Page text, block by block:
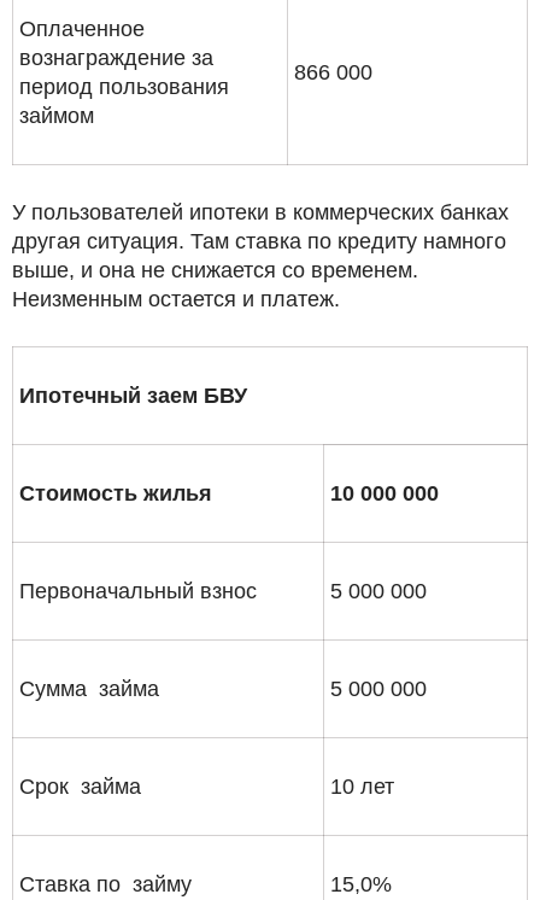
Оплаченное
вознаграждение за
период пользования
займом
866 000
У пользователей ипотеки в коммерческих банках
другая ситуация. Там ставка по кредиту намного
выше, и она не снижается со временем.
Неизменным остается и платеж.
Ипотечный заем БВУ
Стоимость жилья 10 000 000
Первоначальный взнос 5 000 000
Сумма займа 5 000 000
Срок займа 10 лет
Ставка по займу 15,0%